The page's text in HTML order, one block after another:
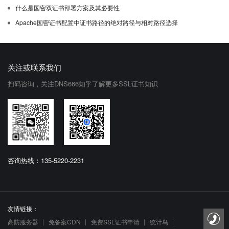
什么是国密双证书部署方案及其必要性
Apache国密证书配置中证书路径的绝对路径与相对路径选择
关注或联系我们
扫码咨询，关注DNS666知乎了解更多SSL证书知识
咨询热线：135-5220-2231
友情链接：
高防服务器
免备案CDN 免费SSL证书申请 统计鸟